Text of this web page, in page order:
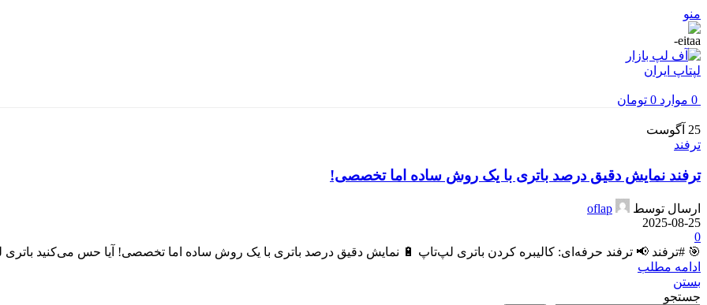
منو
0 موارد 0 تومان
25 آگوست
ترفند
ترفند نمایش دقیق درصد باتری با یک روش ساده اما تخصصی!
ارسال توسط
oflap
2025-08-25
0
🎯 #ترفند 📢 ترفند حرفه‌ای: کالیبره کردن باتری لپ‌تاپ 🔋 نمایش دقیق درصد باتری با یک روش ساده اما تخصصی! آیا حس می‌کنید باتری
ادامه مطلب
بستن
جستجو